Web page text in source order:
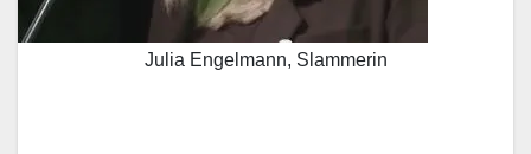
Julia Engelmann, Slammerin